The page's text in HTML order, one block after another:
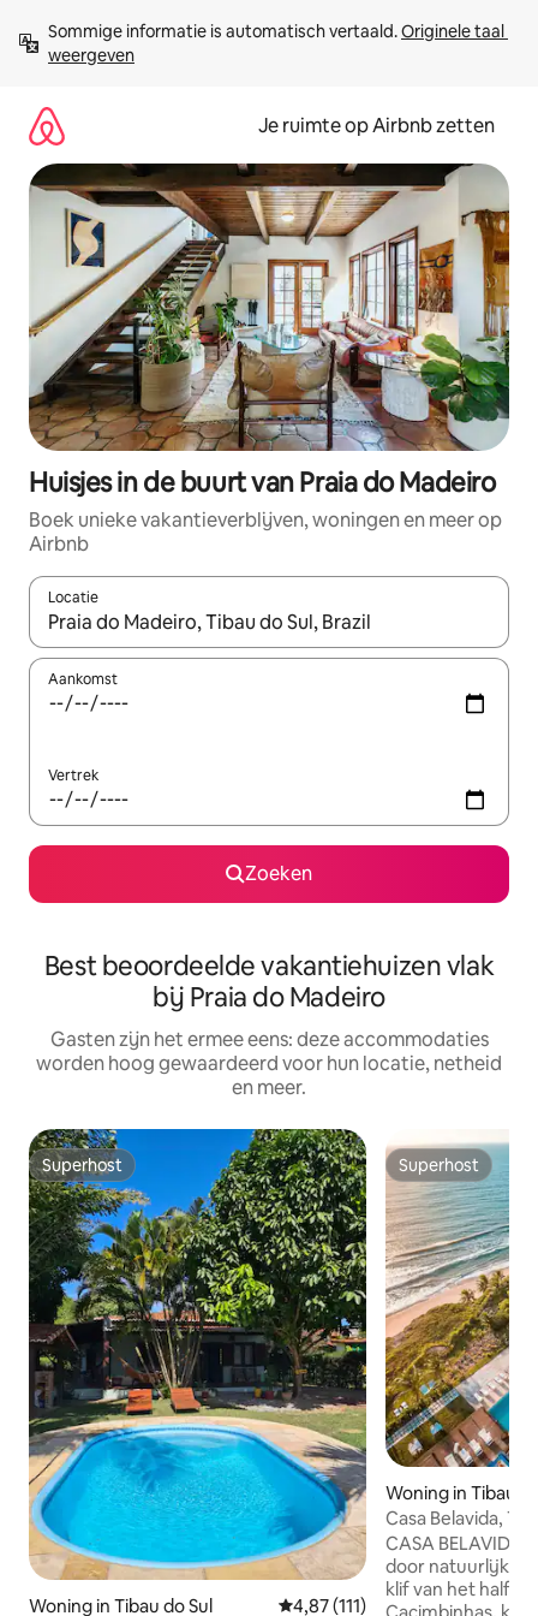
direct
naar
Sommige informatie is automatisch vertaald. Originele taal
weergeven
Je ruimte op Airbnb zetten
Huisjes in de buurt van Praia do Madeiro
Boek unieke vakantieverblijven, woningen en meer op
Airbnb
Locatie
Wanneer er suggesties beschikbaar zijn, maak je een keuze
Aankomst
Vertrek
Zoeken
Best beoordeelde vakantiehuizen vlak
bij Praia do Madeiro
Gasten zijn het ermee eens: deze accommodaties
worden hoog gewaardeerd voor hun locatie, netheid
en meer.
Superhost
Superhost
Woning in Tibau do Sul Gemiddelde beoordeling van
4,87 (111)
Superhost
Superhost
Woning in Tibau
Casa Belavida,
CASA BELAVIDA
door natuurlijke
klif van het